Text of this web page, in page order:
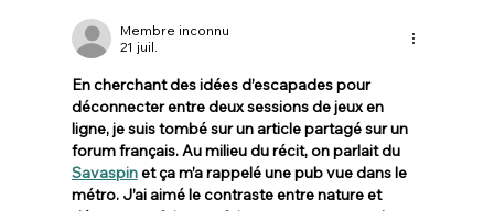
Villa Colette relève le défi.
Membre inconnu
21 juil.
En cherchant des idées d’escapades pour
déconnecter entre deux sessions de jeux en
ligne, je suis tombé sur un article partagé sur un
forum français. Au milieu du récit, on parlait du
Savaspin et ça m’a rappelé une pub vue dans le
métro. J’ai aimé le contraste entre nature et